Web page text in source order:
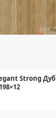
Strong Дуб